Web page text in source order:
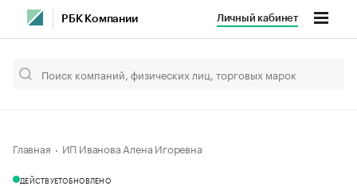
РБК Компании Личный кабинет
Главная ИП Иванова Алена Игоревна
ДЕЙСТВУЕТОБНОВЛЕНО